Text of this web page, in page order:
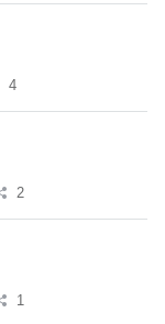
4
2
1